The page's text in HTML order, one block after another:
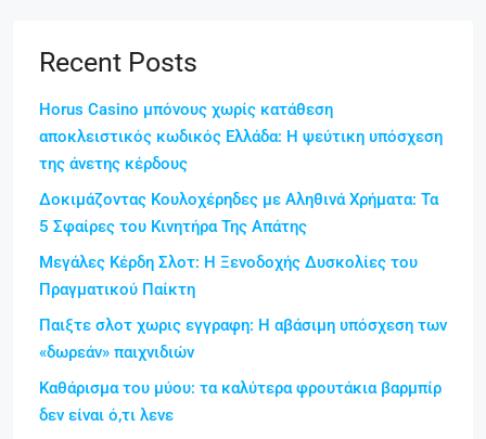
Recent Posts
Horus Casino μπόνους χωρίς κατάθεση
αποκλειστικός κωδικός Ελλάδα: Η ψεύτικη υπόσχεση
της άνετης κέρδους
Δοκιμάζοντας Κουλοχέρηδες με Αληθινά Χρήματα: Τα
5 Σφαίρες του Κινητήρα Της Απάτης
Μεγάλες Κέρδη Σλοτ: Η Ξενοδοχής Δυσκολίες του
Πραγματικού Παίκτη
Παιξτε σλοτ χωρις εγγραφη: Η αβάσιμη υπόσχεση των
«δωρεάν» παιχνιδιών
Καθάρισμα του μύου: τα καλύτερα φρουτάκια βαρμπίρ
δεν είναι ό,τι λενε